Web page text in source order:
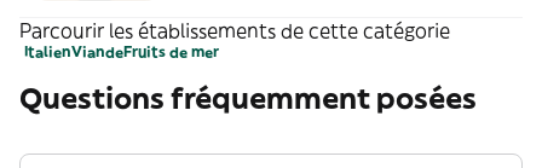
Parcourir les établissements de cette catégorie
ItalienViandeFruits de mer
Questions fréquemment posées